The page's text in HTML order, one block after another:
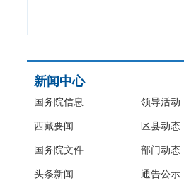
新闻中心
国务院信息
西藏要闻
国务院文件
头条新闻
领导活动
区县动态
部门动态
通告公示